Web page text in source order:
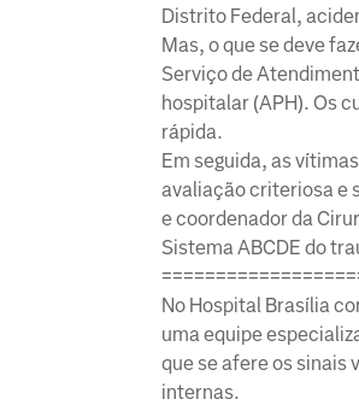
Distrito Federal,
Mas, o que se deve
Serviço de
hospitalar (APH). Os
rápida.
Em seguida, as
avaliação criteriosa e
e coordenador da
Sistema ABCDE do
No Hospital Brasília
uma equipe
que se afere os sinais
internas.